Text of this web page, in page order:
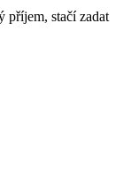
příjem, stačí zadat